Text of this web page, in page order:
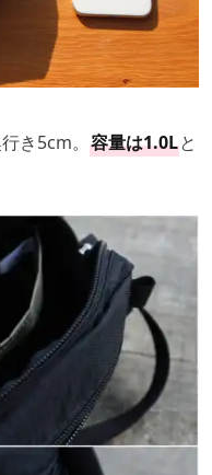
き5cm。 容量は1.0Lと